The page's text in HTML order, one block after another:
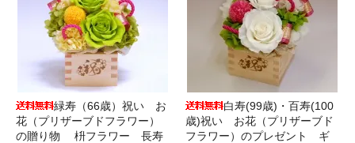
緑寿（66歳）祝い お
花（プリザーブドフラワー）
の贈り物 枡フラワー 長寿
白寿(99歳)・百寿(100
歳)祝い お花（プリザーブド
フラワー）のプレゼント ギ